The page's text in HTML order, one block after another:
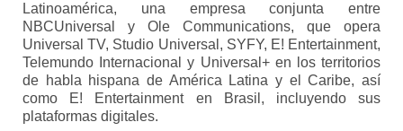
Latinoamérica, una empresa conjunta entre
NBCUniversal y Ole Communications, que opera
Universal TV, Studio Universal, SYFY, E! Entertainment,
Telemundo Internacional y Universal+ en los territorios
de habla hispana de América Latina y el Caribe, así
como E! Entertainment en Brasil, incluyendo sus
plataformas digitales.